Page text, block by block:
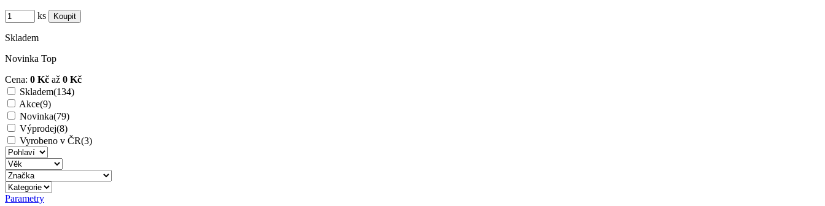
ks
Skladem
Novinka Top
Cena: 0 Kč až 0 Kč
Skladem(134)
Akce(9)
Novinka(79)
Výprodej(8)
Vyrobeno v ČR(3)
Parametry